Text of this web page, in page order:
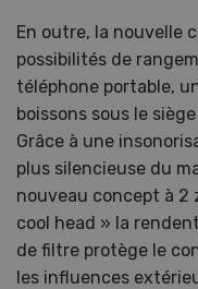
En outre, la nouvelle
possibilités de
téléphone portable,
boissons sous le
Grâce à une
plus silencieuse du
nouveau concept à 2
cool head » la
de filtre protège le
les influences